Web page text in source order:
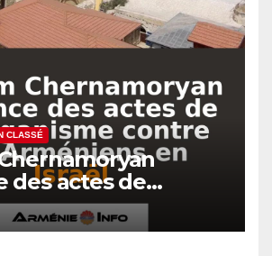
CLASSÉ
des actes de
contre les
en Israël